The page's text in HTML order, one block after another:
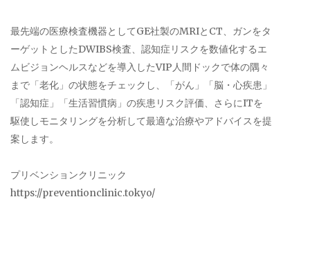
最先端の医療検査機器としてGE社製のMRIとCT、ガンをタ
ーゲットとしたDWIBS検査、認知症リスクを数値化するエ
ムビジョンヘルスなどを導入したVIP人間ドックで体の隅々
まで「老化」の状態をチェックし、「がん」「脳・心疾患」
「認知症」「生活習慣病」の疾患リスク評価、さらにITを
駆使しモニタリングを分析して最適な治療やアドバイスを提
案します。
プリベンションクリニック
https://preventionclinic.tokyo/